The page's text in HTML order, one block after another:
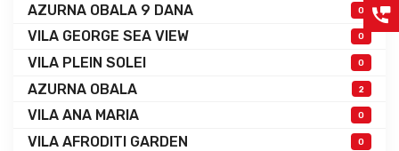
AZURNA OBALA 9 DANA 0
VILA GEORGE SEA VIEW 0
VILA PLEIN SOLEI 0
AZURNA OBALA 2
VILA ANA MARIA 0
VILA AFRODITI GARDEN 0